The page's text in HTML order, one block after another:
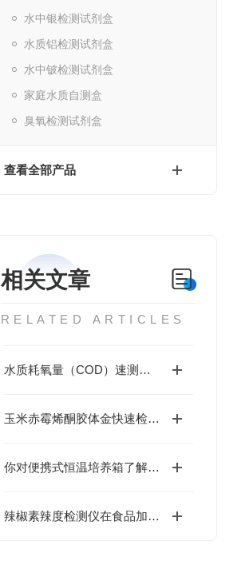
水中银检测试剂盒
水质铝检测试剂盒
水中铍检测试剂盒
家庭水质自测盒
臭氧检测试剂盒
查看全部产品
相关文章
RELATED ARTICLES
水质耗氧量（COD）速测盒 约20次试剂用量
玉米赤霉烯酮胶体金快速检测卡10条/盒
你对便携式恒温培养箱了解多少呢？
辣椒素辣度检测仪在食品加工中的应用